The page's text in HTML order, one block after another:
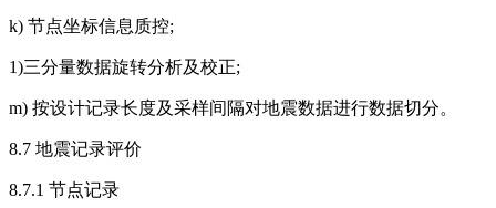
k) 节点坐标信息质控;
1)三分量数据旋转分析及校正;
m) 按设计记录长度及采样间隔对地震数据进行数据切分。
8.7 地震记录评价
8.7.1 节点记录